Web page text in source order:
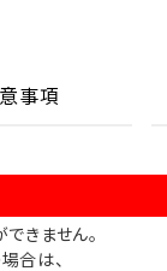
事項
きません。
合は、